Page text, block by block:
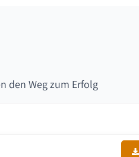
den Weg zum Erfolg